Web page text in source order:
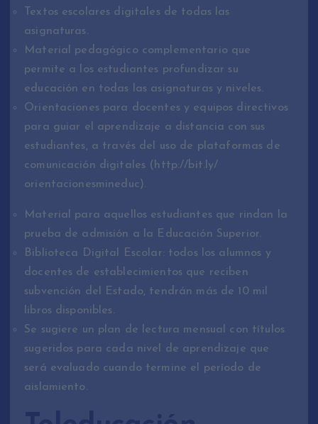
Textos escolares digitales de todas las
asignaturas.
Material pedagógico complementario que
permite a los estudiantes profundizar su
educación en todas las asignaturas y niveles.
Orientaciones para docentes y equipos directivos
para guiar el aprendizaje a distancia con sus
estudiantes, a través del uso de plataformas de
comunicación digitales (http://bit.ly/
orientacionesmineduc).
Material para aquellos estudiantes que rindan la
prueba de admisión a la Educación Superior.
Biblioteca Digital Escolar: todos los alumnos y
docentes de establecimientos que reciben
subvención del Estado, tendrán más de 10 mil
libros disponibles.
Se sugiere un plan de lectura mensual con títulos
sugeridos para cada nivel de aprendizaje que
será evaluado cuando termine el período de
aislamiento.